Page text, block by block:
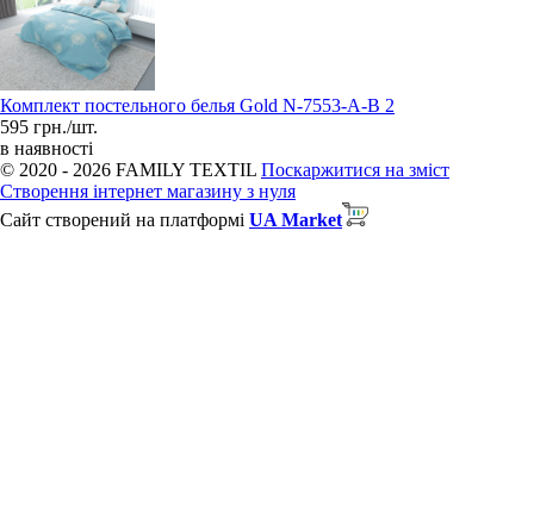
Комплект постельного белья Gold N-7553-A-B 2
595 грн./шт.
в наявності
© 2020 - 2026 FAMILY TEXTIL Поскаржитися на зміст
Створення інтернет магазину з нуля
Сайт створений на платформі UA Market